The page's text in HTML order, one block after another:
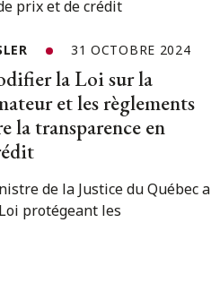
31 OCTOBRE 2024
la Loi sur la
et les règlements
la transparence en
de la Justice du Québec a
protégeant les